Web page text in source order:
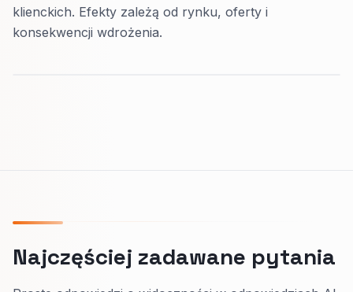
klienckich. Efekty zależą od rynku, oferty i
konsekwencji wdrożenia.
Najczęściej zadawane pytania